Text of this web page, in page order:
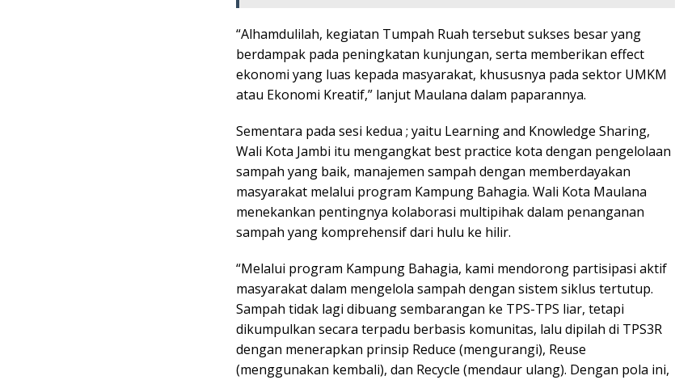
“Alhamdulilah, kegiatan Tumpah Ruah tersebut sukses besar yang
berdampak pada peningkatan kunjungan, serta memberikan effect
ekonomi yang luas kepada masyarakat, khususnya pada sektor UMKM
atau Ekonomi Kreatif,” lanjut Maulana dalam paparannya.
Sementara pada sesi kedua ; yaitu Learning and Knowledge Sharing,
Wali Kota Jambi itu mengangkat best practice kota dengan pengelolaan
sampah yang baik, manajemen sampah dengan memberdayakan
masyarakat melalui program Kampung Bahagia. Wali Kota Maulana
menekankan pentingnya kolaborasi multipihak dalam penanganan
sampah yang komprehensif dari hulu ke hilir.
“Melalui program Kampung Bahagia, kami mendorong partisipasi aktif
masyarakat dalam mengelola sampah dengan sistem siklus tertutup.
Sampah tidak lagi dibuang sembarangan ke TPS-TPS liar, tetapi
dikumpulkan secara terpadu berbasis komunitas, lalu dipilah di TPS3R
dengan menerapkan prinsip Reduce (mengurangi), Reuse
(menggunakan kembali), dan Recycle (mendaur ulang). Dengan pola ini,